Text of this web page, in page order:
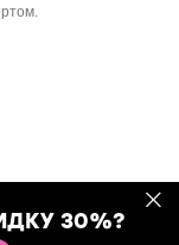
30%?